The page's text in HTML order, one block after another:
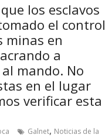
los esclavos
el control
minas en
a
mando. No
en el lugar
verificar esta
Galnet, Noticias de la